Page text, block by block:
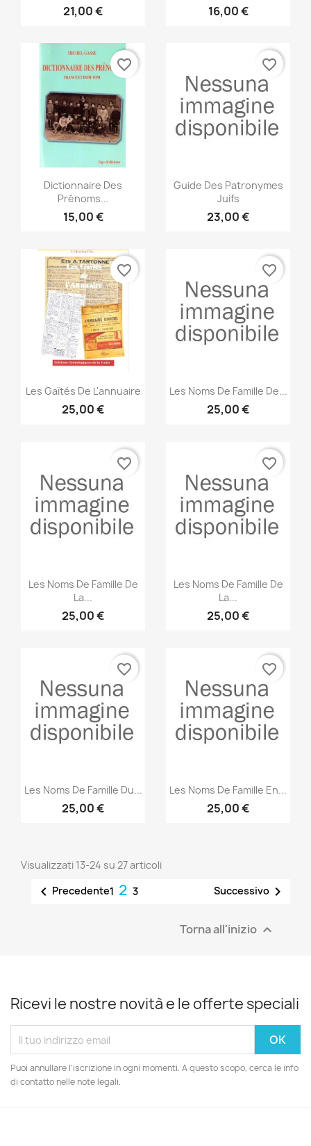
21,00 € 16,00 €
Anteprima
Dictionnaire Des
Prénoms...
15,00 €
favorite_border
Anteprima
Guide Des Patronymes
Juifs
23,00 €
favorite_border
Anteprima
Les Gaïtés De L'annuaire
25,00 €
favorite_border
Anteprima
Les Noms De Famille De...
25,00 €
favorite_border
Anteprima
Les Noms De Famille De
La...
25,00 €
favorite_border
Anteprima
Les Noms De Famille De
La...
25,00 €
favorite_border
Anteprima
Les Noms De Famille Du...
25,00 €
favorite_border
Anteprima
Les Noms De Famille En...
25,00 €
favorite_border
Visualizzati 13-24 su 27 articoli
 Precedente1 2 3 Successivo 
Torna all'inizio 
Ricevi le nostre novità e le offerte speciali
Puoi annullare l'iscrizione in ogni momenti. A questo scopo, cerca le info
di contatto nelle note legali.